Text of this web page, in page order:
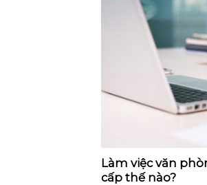
Làm việc văn
cấp thế nào?